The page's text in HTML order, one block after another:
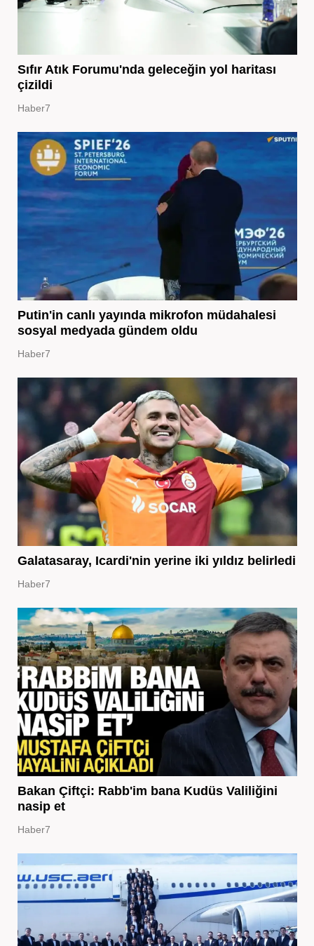
Sıfır Atık Forumu'nda geleceğin yol haritası
çizildi
Haber7
Putin'in canlı yayında mikrofon müdahalesi
sosyal medyada gündem oldu
Haber7
Galatasaray, Icardi'nin yerine iki yıldız belirledi
Haber7
Bakan Çiftçi: Rabb'im bana Kudüs Valiliğini
nasip et
Haber7